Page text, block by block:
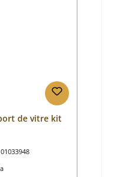
de vitre kit
01033948